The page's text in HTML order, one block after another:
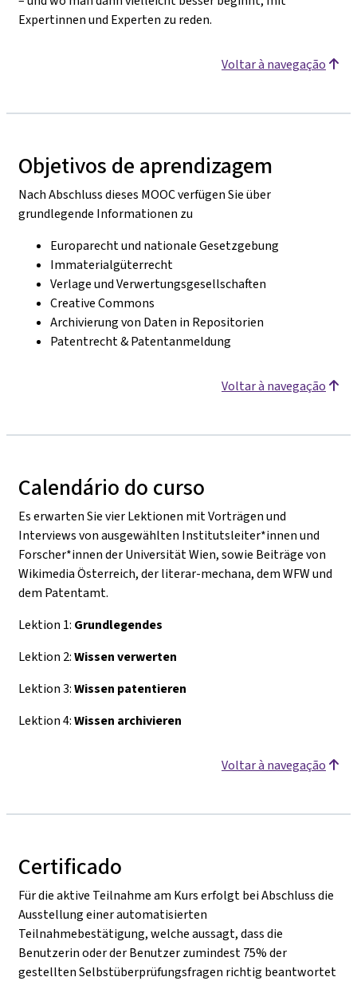
Expertinnen und Experten zu reden.
Voltar à navegação
Objetivos de aprendizagem
Nach Abschluss dieses MOOC verfügen Sie über
grundlegende Informationen zu
Europarecht und nationale Gesetzgebung
Immaterialgüterrecht
Verlage und Verwertungsgesellschaften
Creative Commons
Archivierung von Daten in Repositorien
Patentrecht & Patentanmeldung
Voltar à navegação
Calendário do curso
Es erwarten Sie vier Lektionen mit Vorträgen und
Interviews von ausgewählten Institutsleiter*innen und
Forscher*innen der Universität Wien, sowie Beiträge von
Wikimedia Österreich, der literar-mechana, dem WFW und
dem Patentamt.
Lektion 1: Grundlegendes
Lektion 2:Wissen verwerten
Lektion 3:Wissen patentieren
Lektion 4:Wissen archivieren
Voltar à navegação
Certificado
Für die aktive Teilnahme am Kurs erfolgt bei Abschluss die
Ausstellung einer automatisierten
Teilnahmebestätigung, welche aussagt, dass die
Benutzerin oder der Benutzer zumindest 75% der
gestellten Selbstüberprüfungsfragen richtig beantwortet